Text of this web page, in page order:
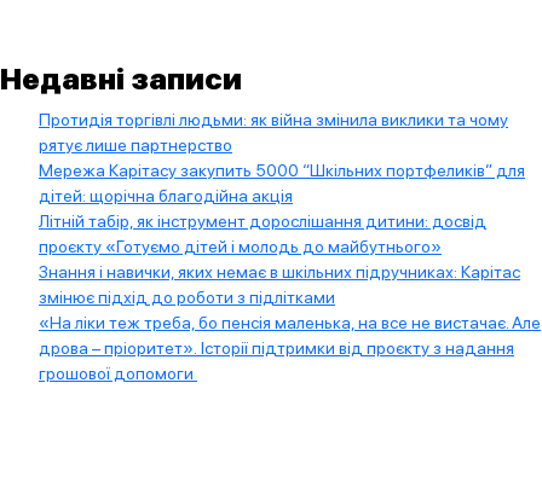
Недавні записи
Протидія торгівлі людьми: як війна змінила виклики та чому
рятує лише партнерство
Мережа Карітасу закупить 5000 “Шкільних портфеликів” для
дітей: щорічна благодійна акція
Літній табір, як інструмент дорослішання дитини: досвід
проєкту «Готуємо дітей і молодь до майбутнього»
Знання і навички, яких немає в шкільних підручниках: Карітас
змінює підхід до роботи з підлітками
«На ліки теж треба, бо пенсія маленька, на все не вистачає. Але
дрова – пріоритет». Історії підтримки від проєкту з надання
грошової допомоги